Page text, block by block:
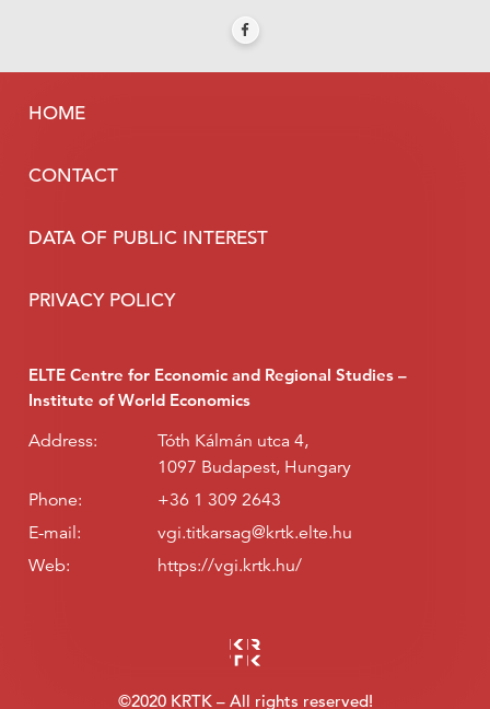
HOME
CONTACT
DATA OF PUBLIC INTEREST
PRIVACY POLICY
ELTE Centre for Economic and Regional Studies –
Institute of World Economics
Address:
Tóth Kálmán utca 4,
1097 Budapest, Hungary
Phone:
+36 1 309 2643
E-mail:
vgi.titkarsag@krtk.elte.hu
Web:
https://vgi.krtk.hu/
©2020 KRTK – All rights reserved!